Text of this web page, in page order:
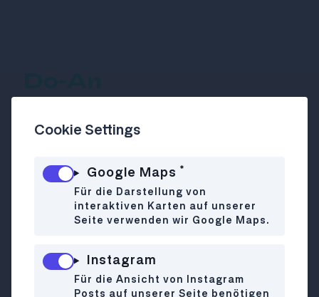
Kulinarische Reise über Wiens buntesten
Das Do-An ist eines der vielen, kleinen
Lokale am Naschmarkt und besticht
kann man von hier aus bequem den Sessel
Richtung Sonne ausrichten und das bunte
Cookie Settings
Google Maps *
Für die Darstellung von
interaktiven Karten auf unserer
Seite verwenden wir Google Maps.
Instagram
Für die Ansicht von Instagram
Posts auf unserer Seite benötigen